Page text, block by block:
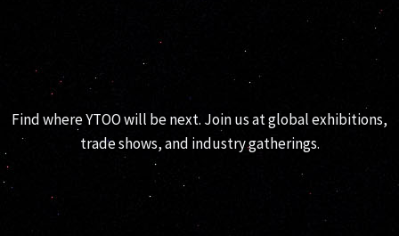
YTOO-
VERANSTALTUNGEN
Find where YTOO will be next. Join us at global exhibitions,
trade shows, and industry gatherings.